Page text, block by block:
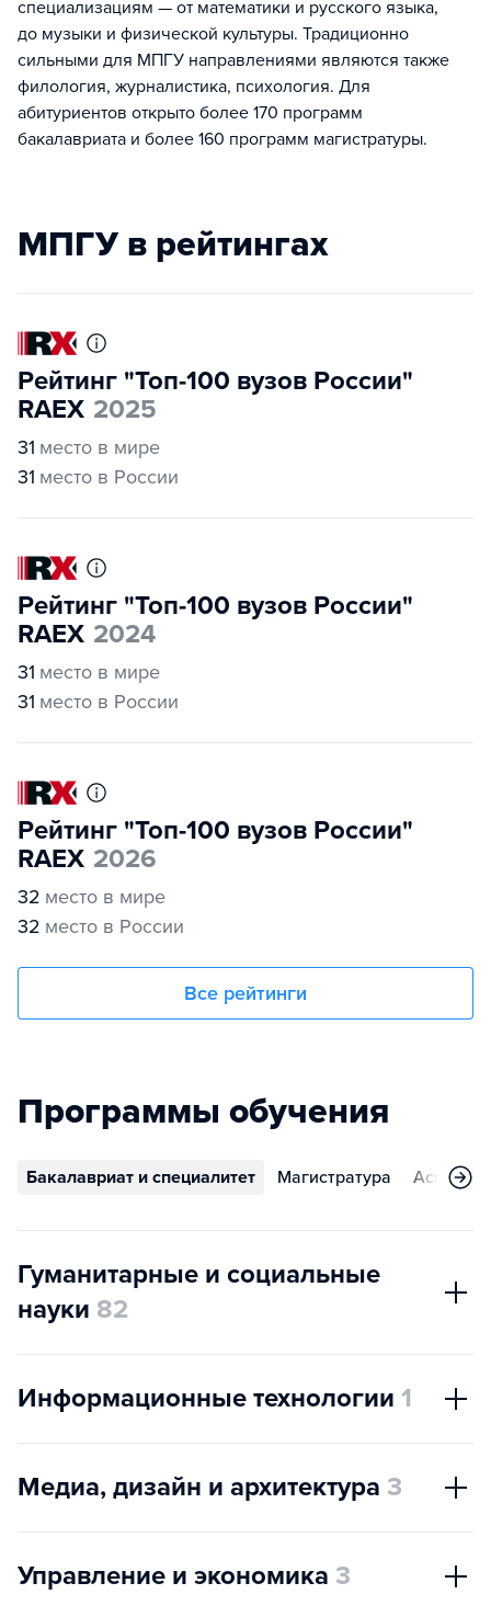
специализациям — от математики и русского языка,
до музыки и физической культуры. Традиционно
сильными для МПГУ направлениями являются также
филология, журналистика, психология. Для
абитуриентов открыто более 170 программ
бакалавриата и более 160 программ магистратуры.
МПГУ в рейтингах
Рейтинг "Топ-100 вузов России"
RAEX 2025
31 место в мире
31 место в России
Рейтинг "Топ-100 вузов России"
RAEX 2024
31 место в мире
31 место в России
Рейтинг "Топ-100 вузов России"
RAEX 2026
32 место в мире
32 место в России
Все рейтинги
Программы обучения
Бакалавриат и специалитет Магистратура
Гуманитарные и социальные
науки 82
Информационные технологии 1
Медиа, дизайн и архитектура 3
Управление и экономика 3